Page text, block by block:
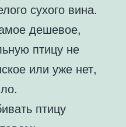
сухого вина.
дешевое,
птицу не
или уже нет,
птицу